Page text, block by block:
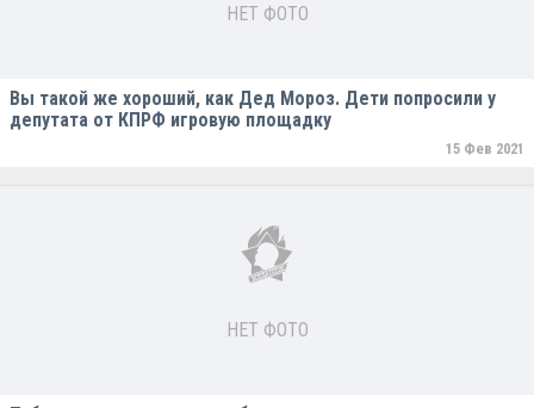
НЕТ ФОТО
Вы такой же хороший, как Дед Мороз. Дети попросили у
депутата от КПРФ игровую площадку
15 Фев 2021
НЕТ ФОТО